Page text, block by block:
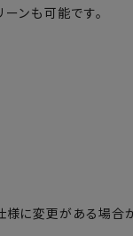
ンも可能です。
に変更がある場合